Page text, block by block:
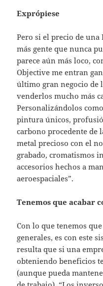
Exprópiese
Pero si el precio de una
más gente que nunca
parece aún más loco,
Objective me entran
último gran negocio de
venderlos mucho más
Personalizándolos
pintura únicos,
carbono procedente de
metal precioso con el
grabado, cromatismos
accesorios hechos a
aeroespaciales”.
Tenemos que acabar
Con lo que tenemos
generales, es con este
resulta que si una
obteniendo beneficios
(aunque pueda